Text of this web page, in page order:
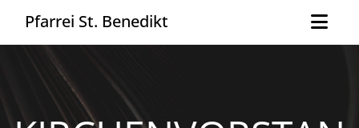
Pfarrei St. Benedikt